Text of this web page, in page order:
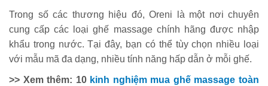
Trong số các thương hiệu đó, Oreni là một nơi chuyên
cung cấp các loại ghế massage chính hãng được nhập
khẩu trong nước. Tại đây, bạn có thể tùy chọn nhiều loại
với mẫu mã đa dạng, nhiều tính năng hấp dẫn ở mỗi ghế.
>> Xem thêm: 10 kinh nghiệm mua ghế massage toàn